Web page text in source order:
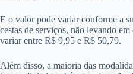
E o valor pode variar conforme a
cestas de serviços, não levando
variar entre R$ 9,95 e R$ 50,79.
Além disso, a maioria das